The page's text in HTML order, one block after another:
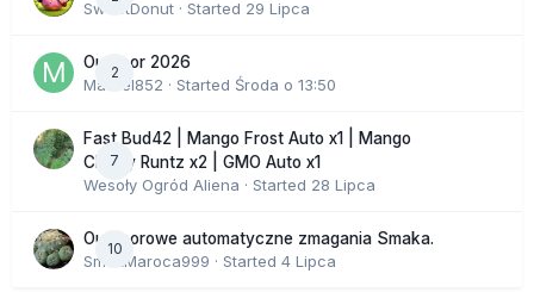
SweetDonut · Started 29 Lipca
2
Outdoor 2026
Marcel852 · Started Środa o 13:50
7
Fast Bud42 | Mango Frost Auto x1 | Mango
Cherry Runtz x2 | GMO Auto x1
Wesoły Ogród Aliena · Started 28 Lipca
10
Outdoorowe automatyczne zmagania Smaka.
SmakMaroca999 · Started 4 Lipca